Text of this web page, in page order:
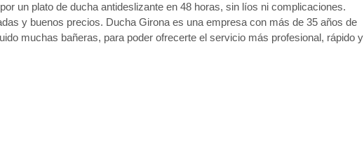
un plato de ducha antideslizante en 48 horas, sin líos ni complicaciones.
y buenos precios. Ducha Girona es una empresa con más de 35 años de
muchas bañeras, para poder ofrecerte el servicio más profesional, rápido y